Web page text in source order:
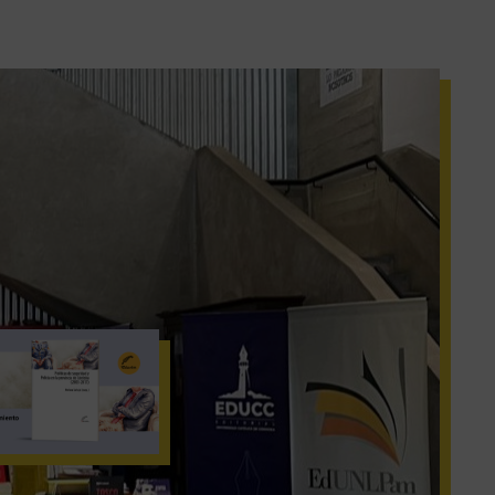
Las imbricadas caras
del prisma: seguridad
y policía en Córdoba
23 de julio de 2026